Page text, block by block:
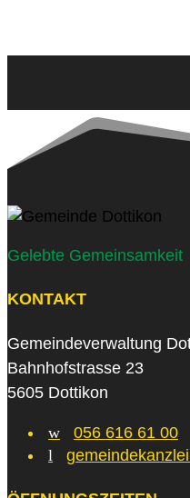
Gelebte Gemeinsamkeit
KONTAKT
Gemeindeverwaltung
Bahnhofstrasse 23
5605 Dottikon
w
056 616 61 00
l